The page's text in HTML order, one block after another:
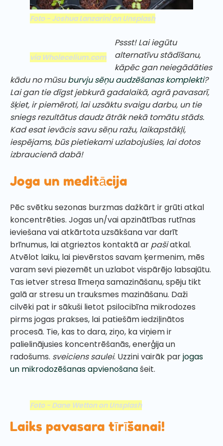
Foto - Joshua Lanzarini on Unsplash
via Wholecelium.com
Pssst! Lai iegūtu
alternatīvu stādīšanu,
kāpēc gan neiegādāties
kādu no mūsuburvju sēņu audzēšanas komplekti?
Lai gan tie dīgst jebkurā gadalaikā, agrā pavasarī,
šķiet, ir piemēroti, lai uzsāktu svaigu darbu, un tie
sniegs rezultātus daudz ātrāk nekā tomātu stāds.
Kad esat ievācis savu sēņu ražu, laikapstākļi,
iespējams, būs pietiekami uzlabojušies, lai dotos
izbraucienā dabā!
Joga un meditācija
Pēc svētku sezonas burzmas dažkārt ir grūti atkal
koncentrēties. Jogas un/vai apzinātības rutīnas
ieviešana vai atkārtota uzsākšana var darīt
brīnumus, lai atgrieztos kontaktā ar pašiatkal.
Atvēlot laiku, lai pievērstos savam ķermenim, mēs
varam sevi piezemēt un uzlabot vispārējo labsajūtu.
Tas ietver stresa līmeņa samazināšanu, spēju tikt
galā ar stresu un trauksmes mazināšanu. Daži
cilvēki pat ir sākuši lietot psilocibīna mikrodozes
pirms jogas prakses, lai patiešām iedziļinātos
procesā. Tie, kas to dara, ziņo, ka viņiem ir
palielinājusies koncentrēšanās, enerģija un
radošums. sveiciens saulei. Uzzini vairāk parjogas
un mikrodozēšanas apvienošanašeit.
Foto - Dane Wetton on Unsplash
Laiks pavasara tīrīšanai!